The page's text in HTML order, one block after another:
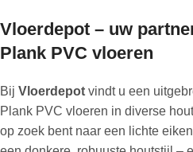
Vloerdepot – uw
Plank PVC vloeren
Bij Vloerdepot vindt u een
Plank PVC vloeren in diverse
op zoek bent naar een lichte